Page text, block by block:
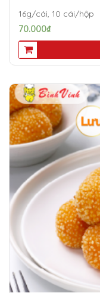
16g/cái, 10 cái/hộp
70.000₫